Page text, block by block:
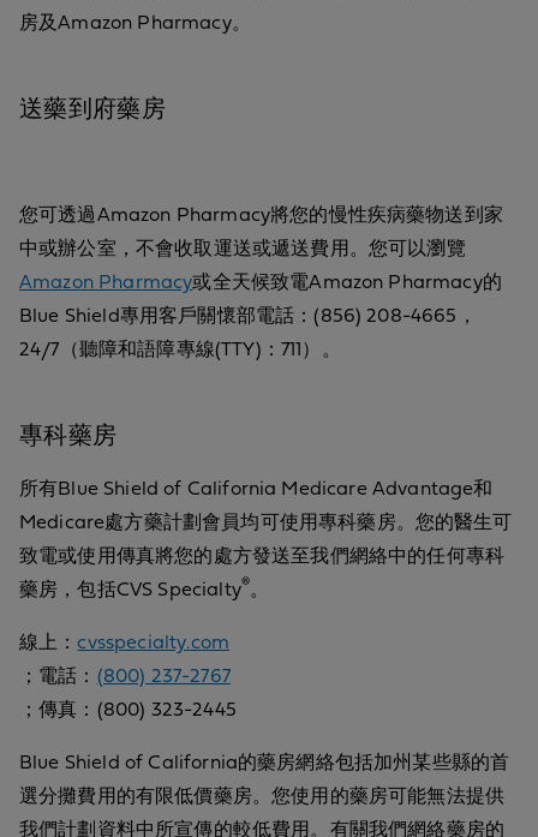
房及Amazon Pharmacy。
送藥到府藥房
您可透過Amazon Pharmacy將您的慢性疾病藥物送到家
中或辦公室，不會收取運送或遞送費用。您可以瀏覽
Amazon Pharmacy或全天候致電Amazon Pharmacy的
Blue Shield專用客戶關懷部電話：(856) 208-4665，
24/7（聽障和語障專線(TTY)：711）。
專科藥房
所有Blue Shield of California Medicare Advantage和
Medicare處方藥計劃會員均可使用專科藥房。您的醫生可
致電或使用傳真將您的處方發送至我們網絡中的任何專科
藥房，包括CVS Specialty®。
線上：cvsspecialty.com
；電話： (800) 237-2767
；傳真：(800) 323-2445
Blue Shield of California的藥房網絡包括加州某些縣的首
選分攤費用的有限低價藥房。您使用的藥房可能無法提供
我們計劃資料中所宣傳的較低費用。有關我們網絡藥房的